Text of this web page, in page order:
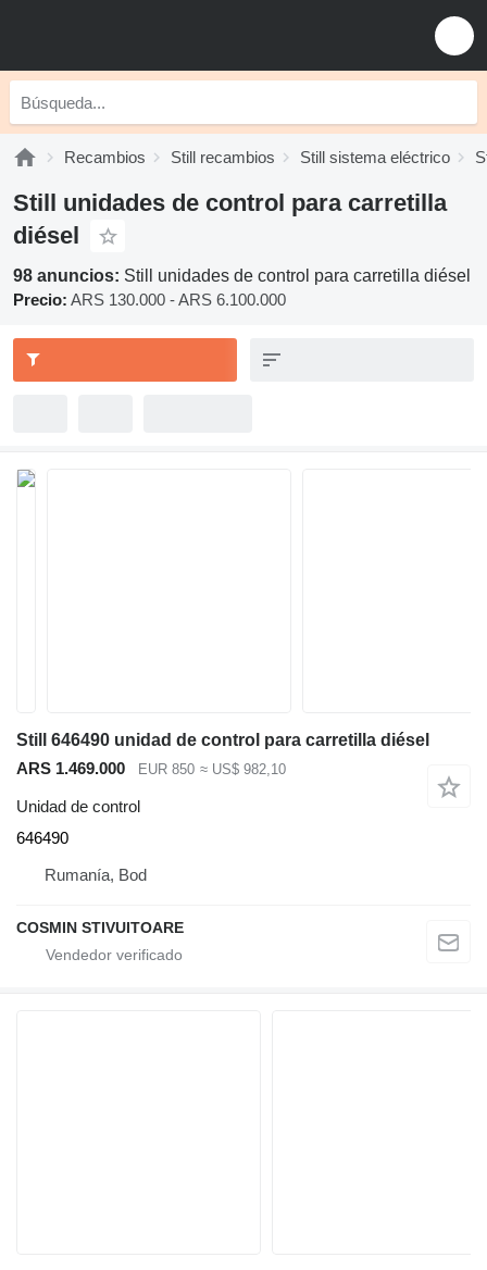
Recambios Still recambios Still sistema eléctrico
Still unidades de control para carretilla
diésel
98 anuncios: Still unidades de control para carretilla diésel
Precio: ARS 130.000 - ARS 6.100.000
Still 646490 unidad de control para carretilla diésel
ARS 1.469.000
EUR 850 ≈ US$ 982,10
Unidad de control
646490
Rumanía, Bod
COSMIN STIVUITOARE